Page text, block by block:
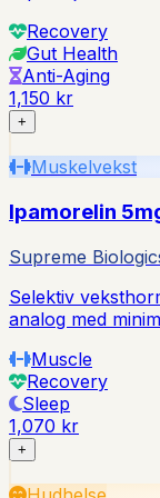
Recovery
Gut Health
Anti-Aging
1,150 kr
+
Muskelvekst
Ipamorelin
Supreme
Selektiv
analog med
Muscle
Recovery
Sleep
1,070 kr
+